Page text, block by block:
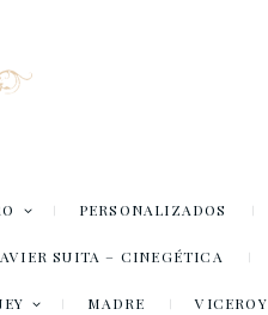
PERSONALIZADOS
SUITA – CINEGÉTICA
MADRE VICEROY